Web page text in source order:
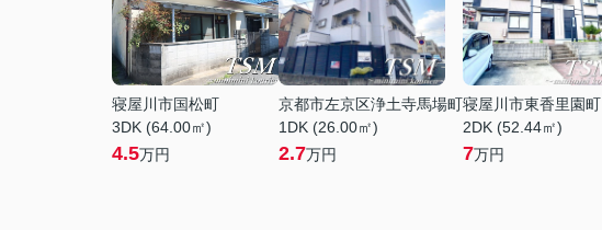
寝屋川市国松町
3DK (64.00㎡)
4.5万円
京都市左京区浄土寺馬場町
1DK (26.00㎡)
2.7万円
寝屋川市東香里園町
2DK (52.44㎡)
7万円